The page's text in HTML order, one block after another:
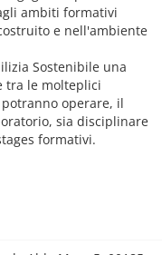
ambiti formativi
e nell'ambiente
Sostenibile una
tra le molteplici
operare, il
sia disciplinare
formativi.